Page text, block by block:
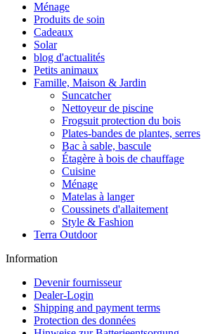
Ménage
Produits de soin
Cadeaux
Solar
blog d'actualités
Petits animaux
Famille, Maison & Jardin
Suncatcher
Nettoyeur de piscine
Frogsuit protection du bois
Plates-bandes de plantes, serres
Bac à sable, bascule
Étagère à bois de chauffage
Cuisine
Ménage
Matelas à langer
Coussinets d'allaitement
Style & Fashion
Terra Outdoor
Information
Devenir fournisseur
Dealer-Login
Shipping and payment terms
Protection des données